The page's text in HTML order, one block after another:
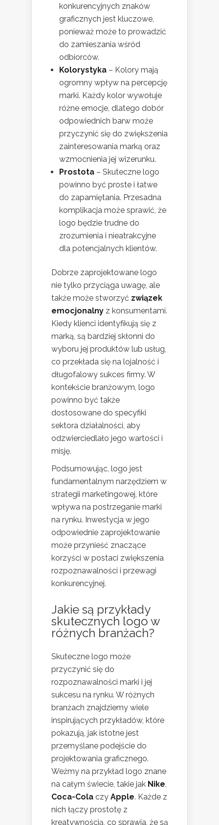
konkurencyjnych znaków
graficznych jest kluczowe,
ponieważ może to prowadzić
do zamieszania wśród
odbiorców.
Kolorystyka – Kolory mają
ogromny wpływ na percepcję
marki. Każdy kolor wywołuje
różne emocje, dlatego dobór
odpowiednich barw może
przyczynić się do zwiększenia
zainteresowania marką oraz
wzmocnienia jej wizerunku.
Prostota – Skuteczne logo
powinno być proste i łatwe
do zapamiętania. Przesadna
komplikacja może sprawić, że
logo będzie trudne do
zrozumienia i nieatrakcyjne
dla potencjalnych klientów.
Dobrze zaprojektowane logo
nie tylko przyciąga uwagę, ale
także może stworzyć związek
emocjonalny z konsumentami.
Kiedy klienci identyfikują się z
marką, są bardziej skłonni do
wyboru jej produktów lub usług,
co przekłada się na lojalność i
długofalowy sukces firmy. W
kontekście branżowym, logo
powinno być także
dostosowane do specyfiki
sektora działalności, aby
odzwierciedlało jego wartości i
misję.
Podsumowując, logo jest
fundamentalnym narzędziem w
strategii marketingowej, które
wpływa na postrzeganie marki
na rynku. Inwestycja w jego
odpowiednie zaprojektowanie
może przynieść znaczące
korzyści w postaci zwiększenia
rozpoznawalności i przewagi
konkurencyjnej.
Jakie są przykłady
skutecznych logo w
różnych branżach?
Skuteczne logo może
przyczynić się do
rozpoznawalności marki i jej
sukcesu na rynku. W różnych
branżach znajdziemy wiele
inspirujących przykładów, które
pokazują, jak istotne jest
przemyślane podejście do
projektowania graficznego.
Weźmy na przykład logo znane
na całym świecie, takie jak Nike
Coca-Cola czy Apple. Każde z
nich łączy prostotę z
kreatywnością, co sprawia, że są